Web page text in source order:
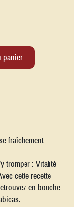
panier
fraîchement
tromper : Vitalité
cette recette
en bouche